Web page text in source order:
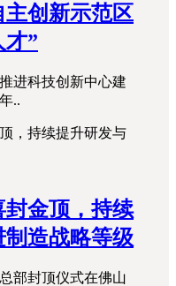
创新示范区
”
进科技创新中心建
..
金顶，持续
造战略等级
部封顶仪式在佛山